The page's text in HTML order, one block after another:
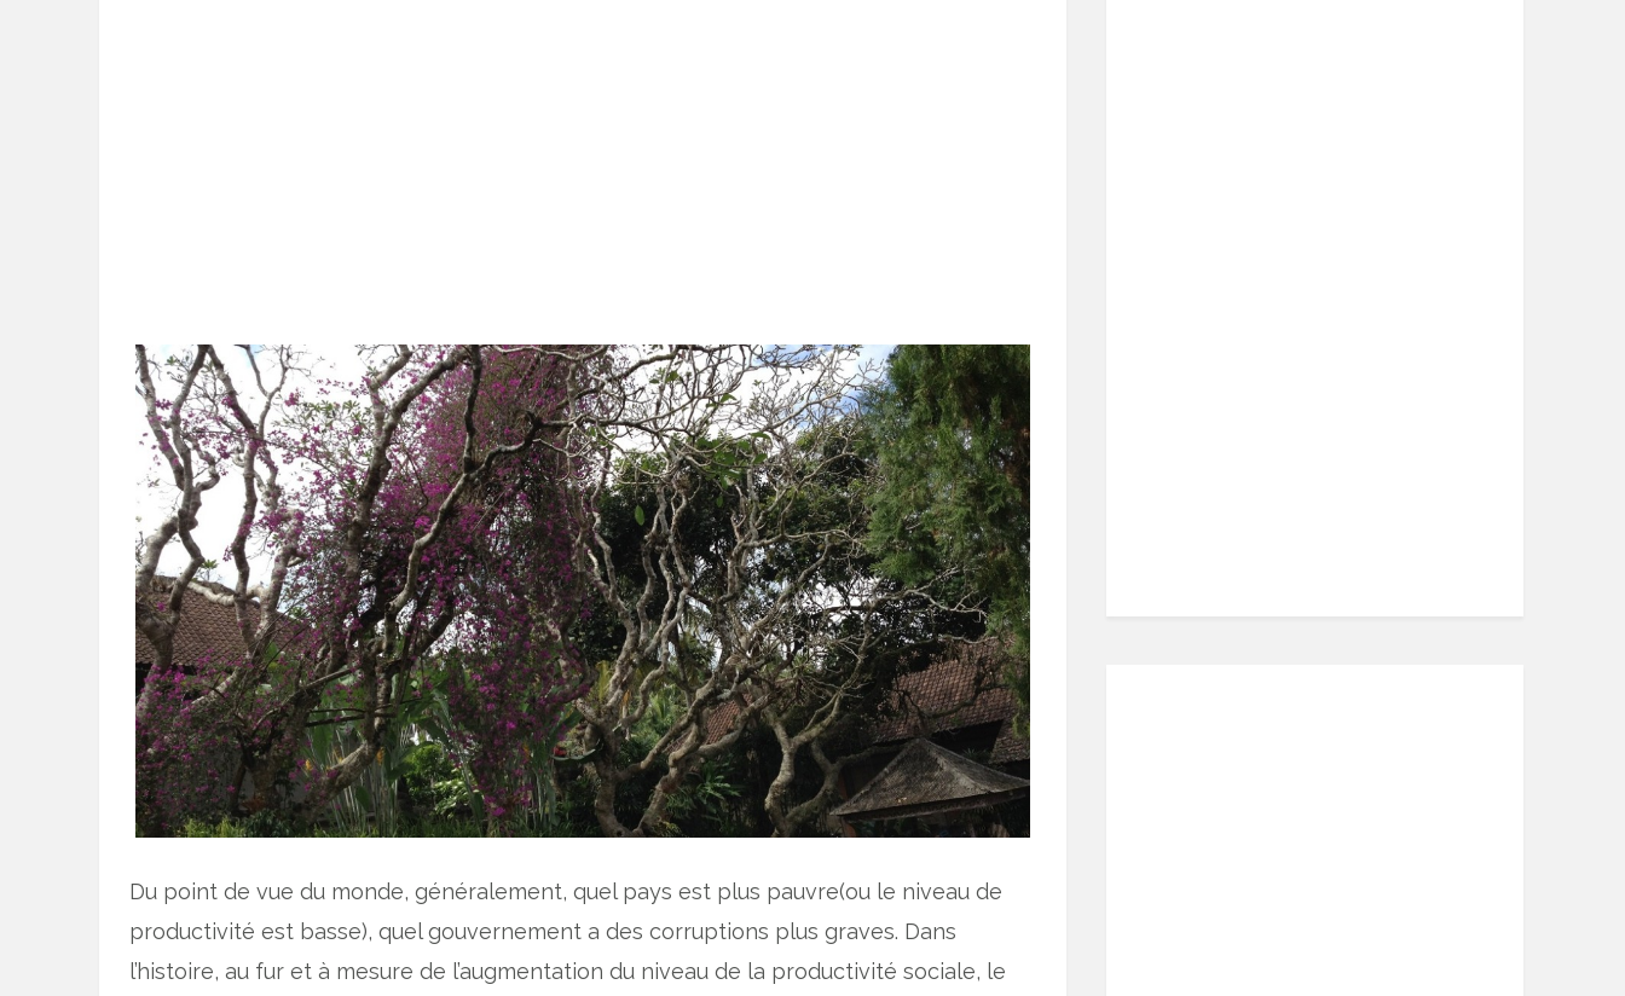
Du point de vue du monde, généralement, quel pays est plus pauvre(ou le niveau de
productivité est basse), quel gouvernement a des corruptions plus graves. Dans
l’histoire, au fur et à mesure de l’augmentation du niveau de la productivité sociale, le